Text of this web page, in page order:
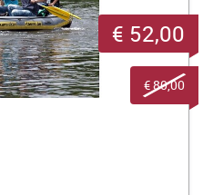
€ 52,00
€ 80,00